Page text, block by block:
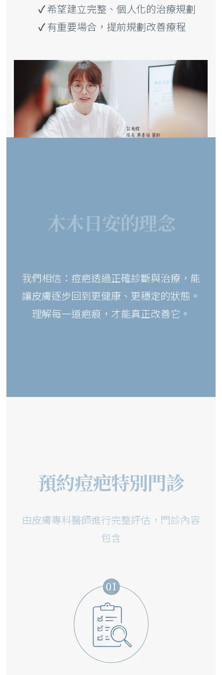
✓希望建立完整、個人化的治療規劃
✓有重要場合，提前規劃改善療程
木木日安的理念
我們相信：痘疤透過正確診斷與治療，能
讓皮膚逐步回到更健康、更穩定的狀態。
理解每一道疤痕， 才能真正改善它。
預約痘疤特別門診
由皮膚專科醫師進行完整評估，門診內容
包含